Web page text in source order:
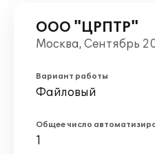
ООО "ЦРПТР"
Москва, Сентябрь
Вариант работы
Файловый
Общее число
1